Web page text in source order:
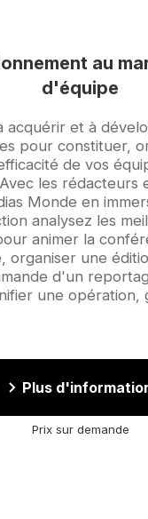
au
d'équipe
acquérir et à
pour constituer,
de vos
les rédacteurs
Monde en
analysez les
animer la
organiser une
d'un
une opération,
Plus
Prix sur demande